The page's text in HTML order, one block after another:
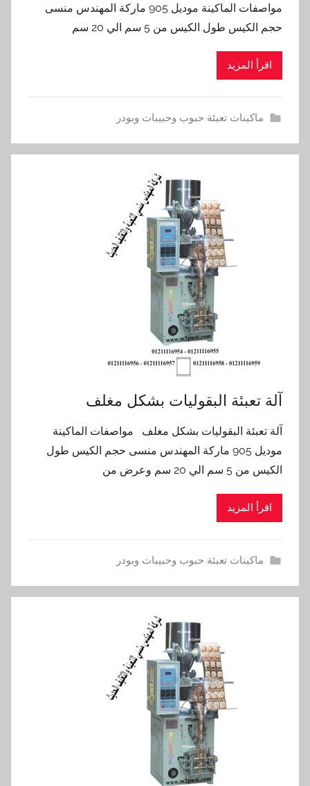
مواصفات الماكينة موديل 905 ماركة المهندس منسى
حجم الكيس طول الكيس من 5 سم الي 20 سم
اقرأ المزيد
ماكينات تعبئة حبوب وحبيبات وبودر
آلة تعبئة البقوليات بشكل مغلف
آلة تعبئة البقوليات بشكل مغلف مواصفات الماكينة
موديل 905 ماركة المهندس منسى حجم الكيس طول
الكيس من 5 سم الي 20 سم وعرض من
اقرأ المزيد
ماكينات تعبئة حبوب وحبيبات وبودر